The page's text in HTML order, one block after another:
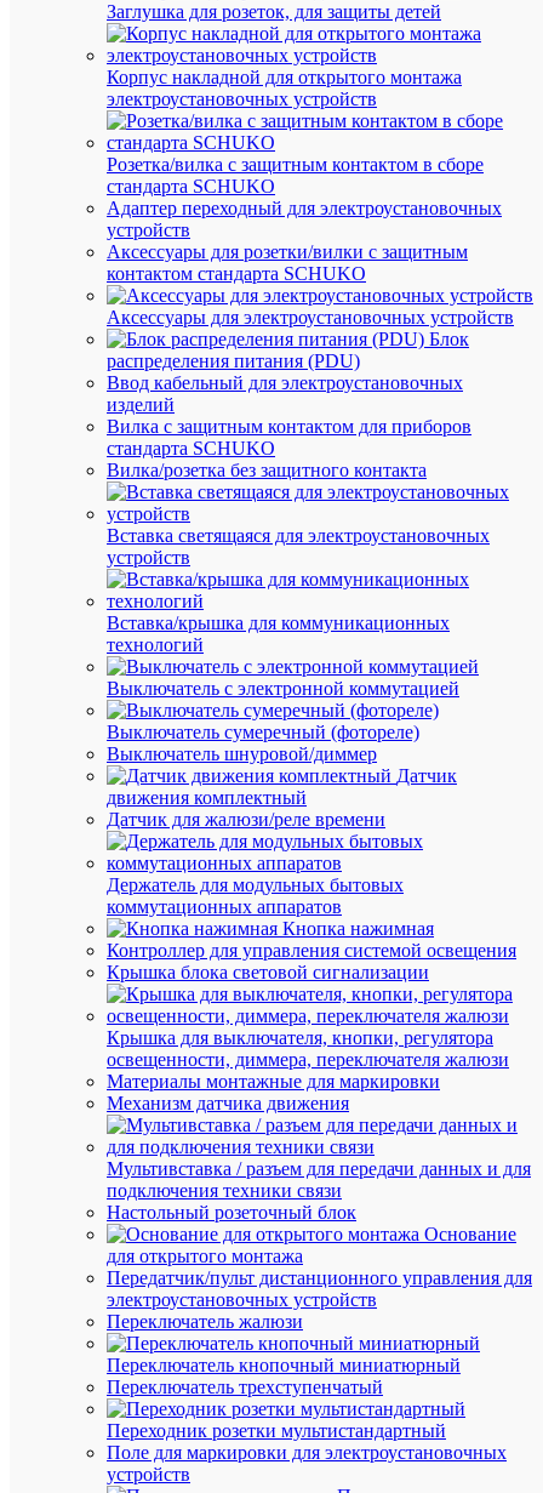
Заглушка для розеток, для защиты детей
Корпус накладной для открытого монтажа
электроустановочных устройств
Розетка/вилка с защитным контактом в сборе
стандарта SCHUKO
Адаптер переходный для электроустановочных
устройств
Аксессуары для розетки/вилки с защитным
контактом стандарта SCHUKO
Аксессуары для электроустановочных устройств
Блок
распределения питания (PDU)
Ввод кабельный для электроустановочных
изделий
Вилка с защитным контактом для приборов
стандарта SCHUKO
Вилка/розетка без защитного контакта
Вставка светящаяся для электроустановочных
устройств
Вставка/крышка для коммуникационных
технологий
Выключатель с электронной коммутацией
Выключатель сумеречный (фотореле)
Выключатель шнуровой/диммер
Датчик
движения комплектный
Датчик для жалюзи/реле времени
Держатель для модульных бытовых
коммутационных аппаратов
Кнопка нажимная
Контроллер для управления системой освещения
Крышка блока световой сигнализации
Крышка для выключателя, кнопки, регулятора
освещенности, диммера, переключателя жалюзи
Материалы монтажные для маркировки
Механизм датчика движения
Мультивставка / разъем для передачи данных и для
подключения техники связи
Настольный розеточный блок
Основание
для открытого монтажа
Передатчик/пульт дистанционного управления для
электроустановочных устройств
Переключатель жалюзи
Переключатель кнопочный миниатюрный
Переключатель трехступенчатый
Переходник розетки мультистандартный
Поле для маркировки для электроустановочных
устройств
для
и
серии
Ensto
•
лишь